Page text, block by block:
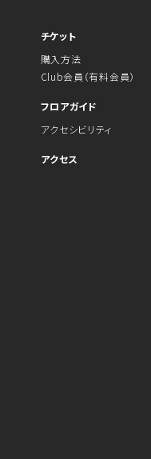
チケット
購入方法
Club会員（有料会員）
フロアガイド
アクセシビリティ
アクセス